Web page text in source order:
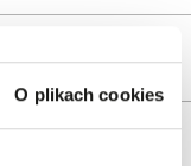
O plikach cookies